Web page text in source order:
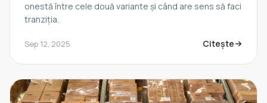
onestă între cele două variante și când are sens să faci
tranziția.
Sep 12, 2025 Citește